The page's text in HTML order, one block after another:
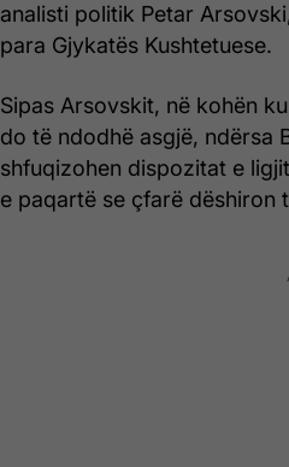
analisti politik Petar
para Gjykatës Kushtetuese.
Sipas Arsovskit, në kohën
do të ndodhë asgjë, ndërsa
shfuqizohen dispozitat e
e paqartë se çfarë dëshiron